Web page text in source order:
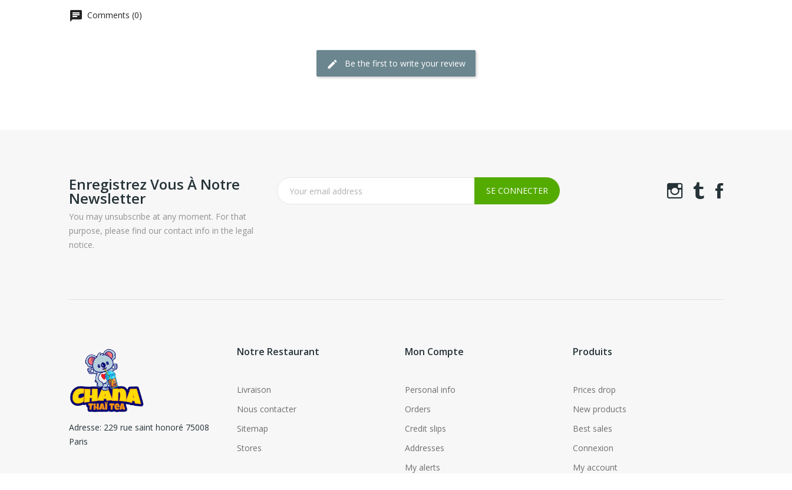
Comments (0)
Be the first to write your review
Enregistrez Vous À Notre
Newsletter
You may unsubscribe at any moment. For that
purpose, please find our contact info in the legal
notice.
Adresse: 229 rue saint honoré 75008
Paris
Notre Restaurant
Livraison
Nous contacter
Sitemap
Stores
Mon Compte
Personal info
Orders
Credit slips
Addresses
My alerts
Produits
Prices drop
New products
Best sales
Connexion
My account